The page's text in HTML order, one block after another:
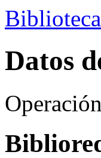
Datos